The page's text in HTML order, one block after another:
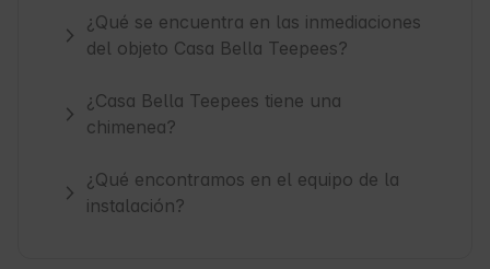
¿Qué se encuentra en las inmediaciones
del objeto Casa Bella Teepees?
¿Casa Bella Teepees tiene una
chimenea?
¿Qué encontramos en el equipo de la
instalación?